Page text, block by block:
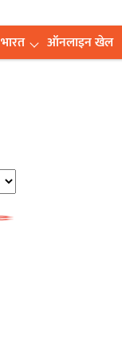
भारत ऑनलाइन खेल